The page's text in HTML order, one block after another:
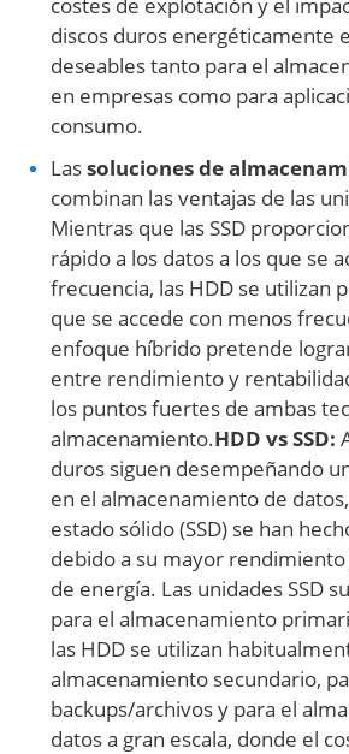
discos duros energéticamente
deseables tanto para el
en empresas como para
consumo.
Lassoluciones de
combinan las ventajas de las
Mientras que las SSD
rápido a los datos a los que se
frecuencia, las HDD se utilizan
que se accede con menos
enfoque híbrido pretende
entre rendimiento y
los puntos fuertes de ambas
almacenamiento.HDD vs SSD:
duros siguen desempeñando
en el almacenamiento de
estado sólido (SSD) se han
debido a su mayor
de energía. Las unidades SSD
para el almacenamiento
las HDD se utilizan
almacenamiento secundario,
backups/archivos y para el
datos a gran escala, donde el